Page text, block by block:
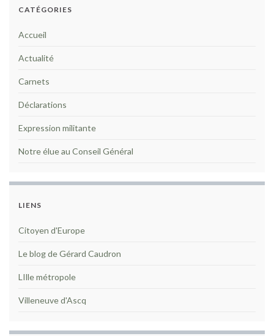
CATÉGORIES
Accueil
Actualité
Carnets
Déclarations
Expression militante
Notre élue au Conseil Général
LIENS
Citoyen d'Europe
Le blog de Gérard Caudron
LIlle métropole
Villeneuve d'Ascq